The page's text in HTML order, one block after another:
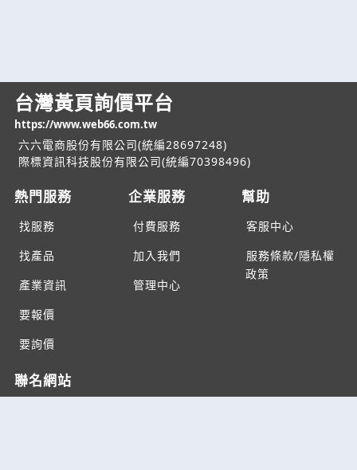
台灣黃頁詢價平台
https://www.web66.com.tw
六六電商股份有限公司(統編28697248)
際標資訊科技股份有限公司(統編70398496)
熱門服務
找服務
找產品
產業資訊
要報價
要詢價
企業服務
付費服務
加入我們
管理中心
幫助
客服中心
服務條款/隱私權
政策
聯名網站